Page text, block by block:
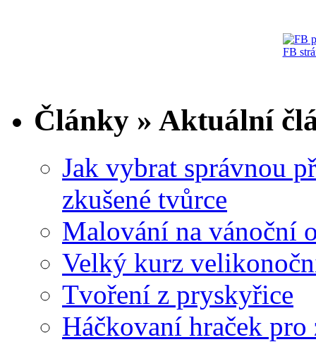
FB
Články » Aktuální
Jak vybrat správnou
zkušené tvůrce
Malování na vánoční
Velký kurz
Tvoření z pryskyřice
Háčkovaní hraček pro